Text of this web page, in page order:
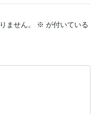
ません。 ※ が付いている